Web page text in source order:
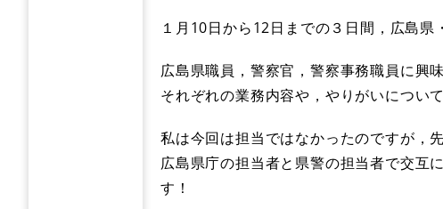
１月10日から12日までの３日間，広島県
広島県職員，警察官，警察事務職員に興
それぞれの業務内容や，やりがいについ
私は今回は担当ではなかったのですが，
広島県庁の担当者と県警の担当者で交互
す！